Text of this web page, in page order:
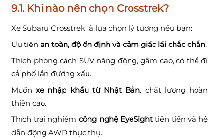
9.1. Khi nào nên chọn Crosstrek?
Xe Subaru Crosstrek là lựa chọn lý tưởng nếu bạn:
Ưu tiên an toàn, độ ổn định và cảm giác lái chắc chắn.
Thích phong cách SUV năng động, gầm cao, có thể đi
cả phố lẫn đường xấu.
Muốnxe nhập khẩu từ Nhật Bản, chất lượng hoàn
thiện cao.
Thích trải nghiệm công nghệ EyeSight tiên tiến và hệ
dẫn động AWD thực thụ.